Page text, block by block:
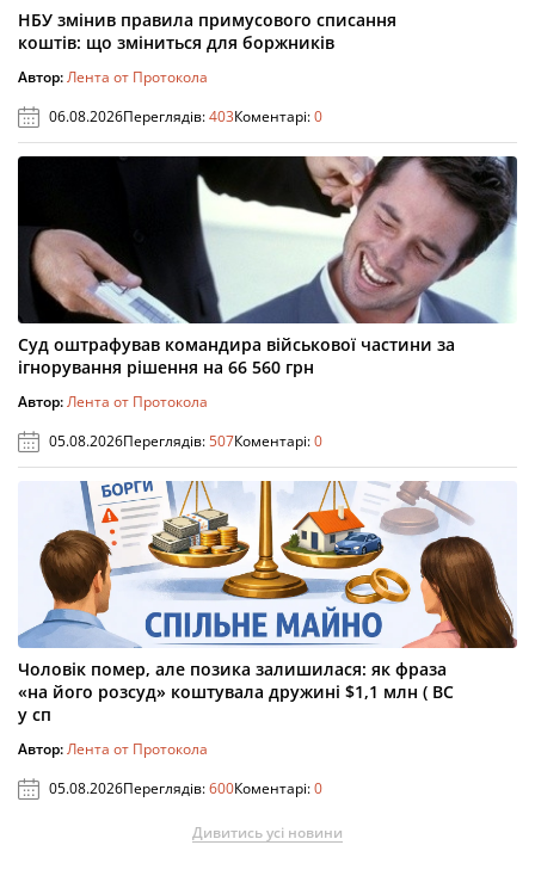
НБУ змінив правила примусового списання
коштів: що зміниться для боржників
Автор:Лента от Протокола
06.08.2026Переглядів:403Коментарі:0
Суд оштрафував командира військової частини за
ігнорування рішення на 66 560 грн
Автор:Лента от Протокола
05.08.2026Переглядів:507Коментарі:0
Чоловік помер, але позика залишилася: як фраза
«на його розсуд» коштувала дружині $1,1 млн ( ВС
у сп
Автор:Лента от Протокола
05.08.2026Переглядів:600Коментарі:0
Дивитись усі новини